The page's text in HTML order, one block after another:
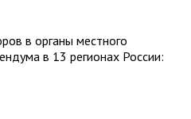
в органы местного
в 13 регионах России: